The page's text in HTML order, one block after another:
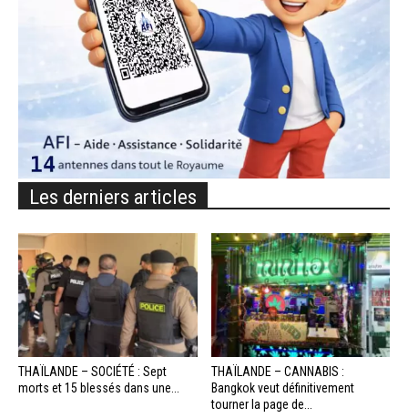
Les derniers articles
THAÏLANDE – SOCIÉTÉ : Sept
morts et 15 blessés dans une...
THAÏLANDE – CANNABIS :
Bangkok veut définitivement
tourner la page de...